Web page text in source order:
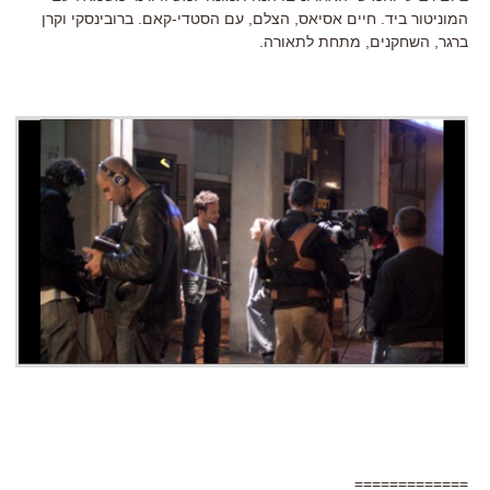
המוניטור ביד. חיים אסיאס, הצלם, עם הסטדי-קאם. ברובינסקי וקרן
ברגר, השחקנים, מתחת לתאורה.
=============